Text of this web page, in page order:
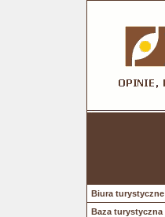
Biura turystyczne
Baza turystyczna